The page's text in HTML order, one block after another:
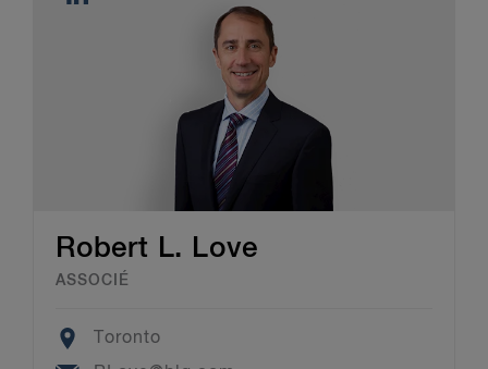
Robert L. Love
ASSOCIÉ
Location
Toronto